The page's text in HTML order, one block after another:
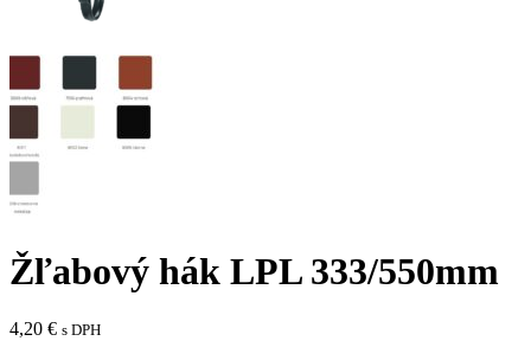
Žľabový hák LPL 333/550mm
4,20 € s DPH